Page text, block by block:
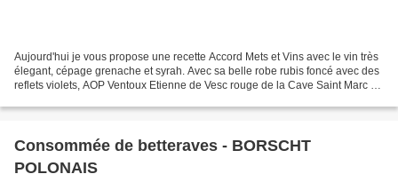
Aujourd'hui je vous propose une recette Accord Mets et Vins avec le vin très
élegant, cépage grenache et syrah. Avec sa belle robe rubis foncé avec des
reflets violets, AOP Ventoux Etienne de Vesc rouge de la Cave Saint Marc à
Consommée de betteraves - BORSCHT
POLONAIS